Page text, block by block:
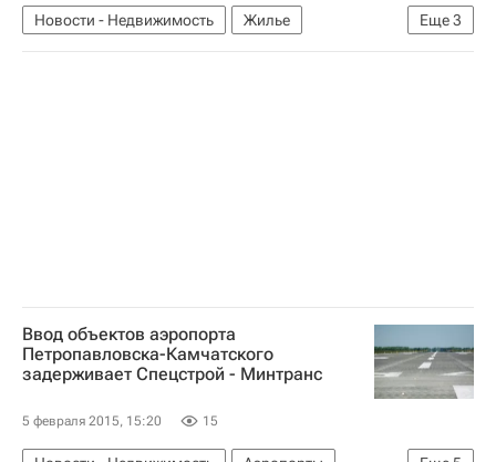
Еще3
Новости - Недвижимость
Жилье
Дальний Восток
Строительство Россия
Ввод объектов аэропорта
Петропавловска-Камчатского
задерживает Спецстрой - Минтранс
5 февраля 2015, 15:20 15